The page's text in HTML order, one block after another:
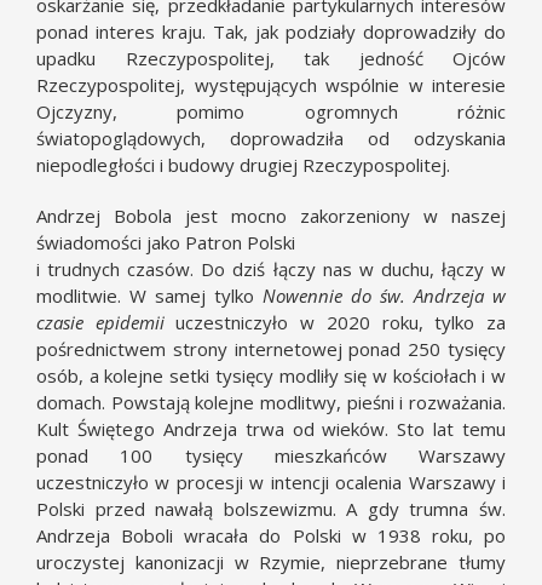
oskarżanie się, przedkładanie partykularnych interesów
ponad interes kraju. Tak, jak podziały doprowadziły do
upadku Rzeczypospolitej, tak jedność Ojców
Rzeczypospolitej, występujących wspólnie w interesie
Ojczyzny, pomimo ogromnych różnic
światopoglądowych, doprowadziła od odzyskania
niepodległości i budowy drugiej Rzeczypospolitej.
Andrzej Bobola jest mocno zakorzeniony w naszej
świadomości jako Patron Polski
i trudnych czasów. Do dziś łączy nas w duchu, łączy w
modlitwie. W samej tylko Nowennie do św. Andrzeja w
czasie epidemiiuczestniczyło w 2020 roku, tylko za
pośrednictwem strony internetowej ponad 250 tysięcy
osób, a kolejne setki tysięcy modliły się w kościołach i w
domach. Powstają kolejne modlitwy, pieśni i rozważania.
Kult Świętego Andrzeja trwa od wieków. Sto lat temu
ponad 100 tysięcy mieszkańców Warszawy
uczestniczyło w procesji w intencji ocalenia Warszawy i
Polski przed nawałą bolszewizmu. A gdy trumna św.
Andrzeja Boboli wracała do Polski w 1938 roku, po
uroczystej kanonizacji w Rzymie, nieprzebrane tłumy